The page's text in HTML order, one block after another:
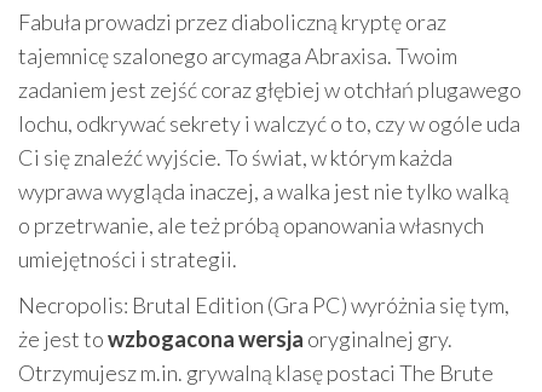
Fabuła prowadzi przez diaboliczną kryptę oraz
tajemnicę szalonego arcymaga Abraxisa. Twoim
zadaniem jest zejść coraz głębiej w otchłań plugawego
lochu, odkrywać sekrety i walczyć o to, czy w ogóle uda
Ci się znaleźć wyjście. To świat, w którym każda
wyprawa wygląda inaczej, a walka jest nie tylko walką
o przetrwanie, ale też próbą opanowania własnych
umiejętności i strategii.
Necropolis: Brutal Edition (Gra PC) wyróżnia się tym,
że jest towzbogacona wersja oryginalnej gry.
Otrzymujesz m.in. grywalną klasę postaci The Brute